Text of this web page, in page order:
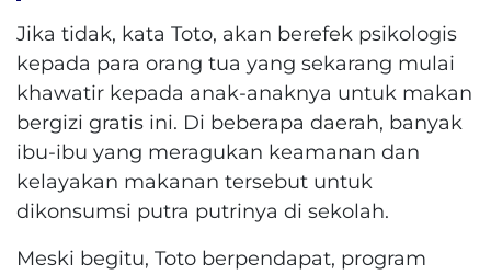
Jika tidak, kata Toto, akan berefek psikologis
kepada para orang tua yang sekarang mulai
khawatir kepada anak-anaknya untuk makan
bergizi gratis ini. Di beberapa daerah, banyak
ibu-ibu yang meragukan keamanan dan
kelayakan makanan tersebut untuk
dikonsumsi putra putrinya di sekolah.
Meski begitu, Toto berpendapat, program